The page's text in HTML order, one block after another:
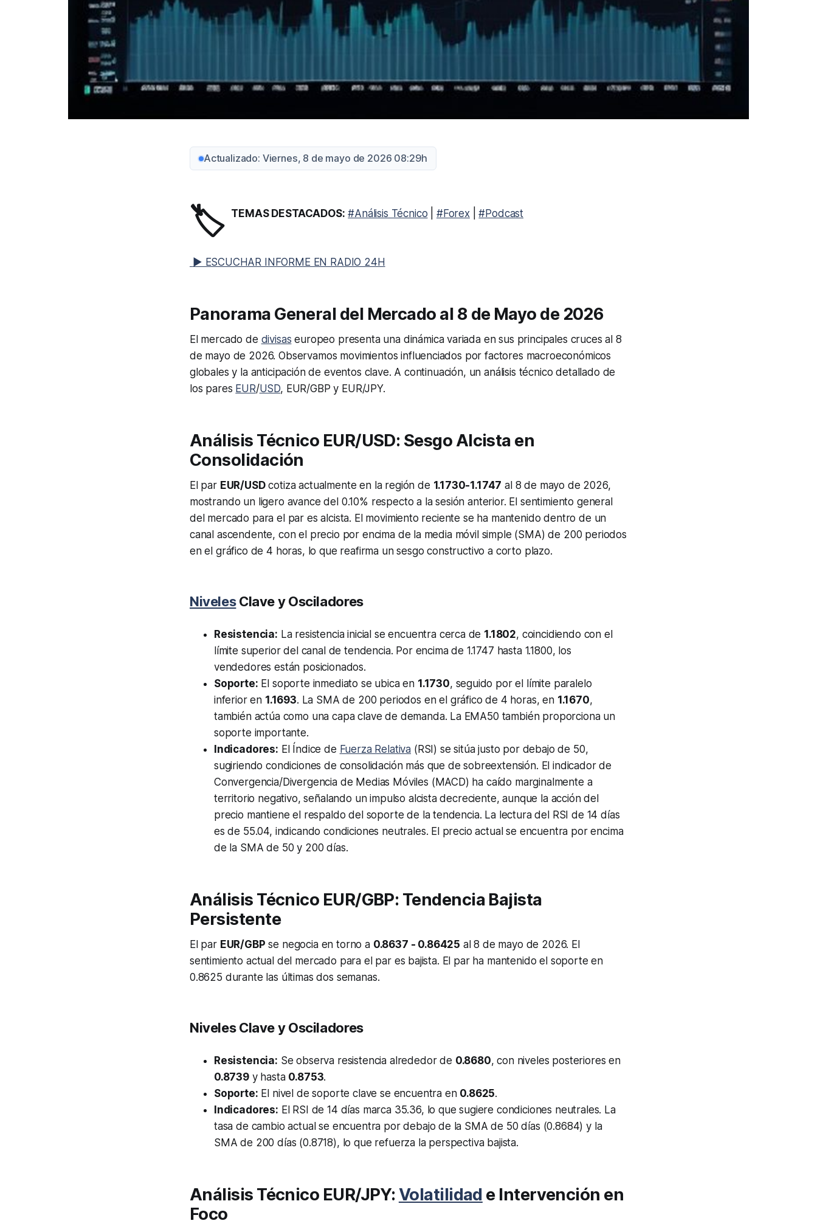
Actualizado: Viernes, 8 de mayo de 2026 08:29h
🏷️ TEMAS DESTACADOS: #Análisis Técnico #Forex|#Podcast
▶ ESCUCHAR INFORME EN RADIO 24H
Panorama General del Mercado al 8 de Mayo de 2026
El mercado de divisas europeo presenta una dinámica variada en sus principales cruces al 8
de mayo de 2026. Observamos movimientos influenciados por factores macroeconómicos
globales y la anticipación de eventos clave. A continuación, un análisis técnico detallado de
los pares EUR/USD, EUR/GBP y EUR/JPY.
Análisis Técnico EUR/USD: Sesgo Alcista en
Consolidación
El par EUR/USDcotiza actualmente en la región de 1.1730-1.1747 al 8 de mayo de 2026,
mostrando un ligero avance del 0.10% respecto a la sesión anterior. El sentimiento general
del mercado para el par es alcista. El movimiento reciente se ha mantenido dentro de un
canal ascendente, con el precio por encima de la media móvil simple (SMA) de 200 periodos
en el gráfico de 4 horas, lo que reafirma un sesgo constructivo a corto plazo.
NivelesClave y Osciladores
Resistencia: La resistencia inicial se encuentra cerca de 1.1802, coincidiendo con el
límite superior del canal de tendencia. Por encima de 1.1747 hasta 1.1800, los
vendedores están posicionados.
Soporte: El soporte inmediato se ubica en 1.1730, seguido por el límite paralelo
inferior en 1.1693. La SMA de 200 periodos en el gráfico de 4 horas, en 1.1670,
también actúa como una capa clave de demanda. La EMA50 también proporciona un
soporte importante.
Indicadores: El Índice de Fuerza Relativa (RSI) se sitúa justo por debajo de 50,
sugiriendo condiciones de consolidación más que de sobreextensión. El indicador de
Convergencia/Divergencia de Medias Móviles (MACD) ha caído marginalmente a
territorio negativo, señalando un impulso alcista decreciente, aunque la acción del
precio mantiene el respaldo del soporte de la tendencia. La lectura del RSI de 14 días
es de 55.04, indicando condiciones neutrales. El precio actual se encuentra por encima
de la SMA de 50 y 200 días.
Análisis Técnico EUR/GBP: Tendencia Bajista
Persistente
El par EUR/GBP se negocia en torno a 0.8637 - 0.86425 al 8 de mayo de 2026. El
sentimiento actual del mercado para el par es bajista. El par ha mantenido el soporte en
0.8625 durante las últimas dos semanas.
Niveles Clave y Osciladores
Resistencia: Se observa resistencia alrededor de 0.8680, con niveles posteriores en
0.8739y hasta 0.8753.
Soporte: El nivel de soporte clave se encuentra en 0.8625.
Indicadores: El RSI de 14 días marca 35.36, lo que sugiere condiciones neutrales. La
tasa de cambio actual se encuentra por debajo de la SMA de 50 días (0.8684) y la
SMA de 200 días (0.8718), lo que refuerza la perspectiva bajista.
Análisis Técnico EUR/JPY:Volatilidad e Intervención en
Foco